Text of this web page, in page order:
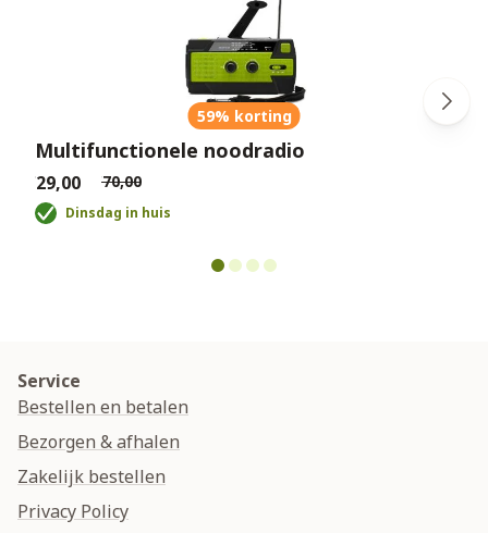
59% korting
Multifunctionele noodradio
€29,00 €70,00
Dinsdag in huis
Service
Bestellen en betalen
Bezorgen & afhalen
Zakelijk bestellen
Privacy Policy